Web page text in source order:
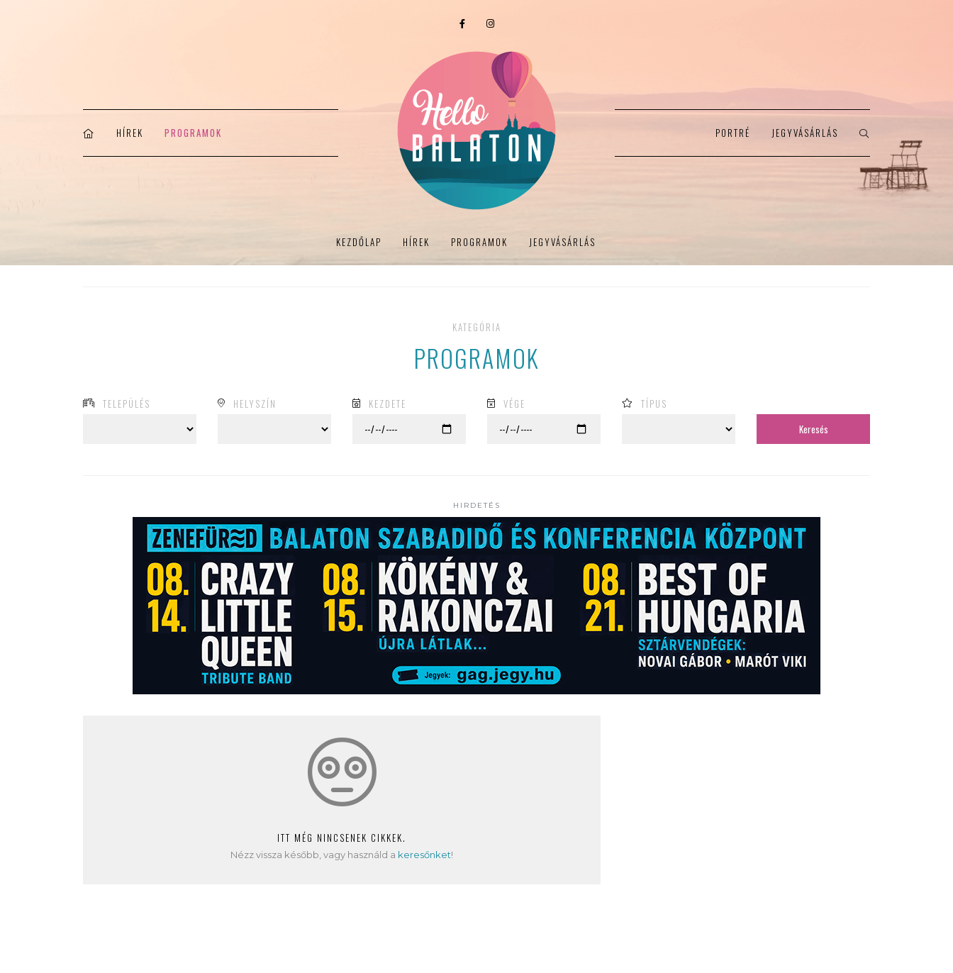
HÍREK PROGRAMOK PORTRÉ JEGYVÁSÁRLÁS
KEZDŐLAP HÍREK PROGRAMOK JEGYVÁSÁRLÁS
KATEGÓRIA
PROGRAMOK
TELEPÜLÉS HELYSZÍN KEZDETE VÉGE TÍPUS
HIRDETÉS
ITT MÉG NINCSENEK CIKKEK.
Nézz vissza később, vagy használd a keresőnket!